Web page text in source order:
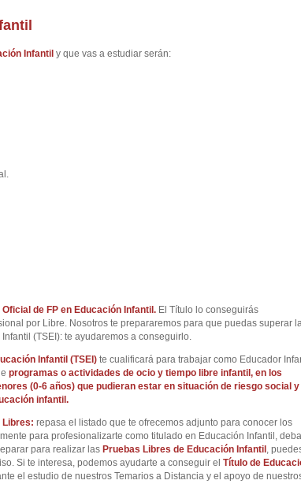
Infantil y que vas a estudiar serán:
Oficial de FP en Educación Infantil. El Título lo conseguirás
por Libre. Nosotros te prepararemos para que puedas superar
(TSEI): te ayudaremos a conseguirlo.
Infantil (TSEI) te cualificará para trabajar como Educador
programas o actividades de ocio y tiempo libre infantil, en los
(0-6 años) que pudieran estar en situación de riesgo social y
infantil.
Libres: repasa el listado que te ofrecemos adjunto para conocer los
para profesionalizarte como titulado en Educación Infantil,
para realizar las Pruebas Libres de Educación Infantil ,
Si te interesa, podemos ayudarte a conseguir el Título de
el estudio de nuestros Temarios a Distancia y el apoyo de